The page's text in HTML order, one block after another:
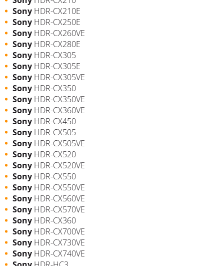
Sony HDR-CX210E
Sony HDR-CX250E
Sony HDR-CX260VE
Sony HDR-CX280E
Sony HDR-CX305
Sony HDR-CX305E
Sony HDR-CX305VE
Sony HDR-CX350
Sony HDR-CX350VE
Sony HDR-CX360VE
Sony HDR-CX450
Sony HDR-CX505
Sony HDR-CX505VE
Sony HDR-CX520
Sony HDR-CX520VE
Sony HDR-CX550
Sony HDR-CX550VE
Sony HDR-CX560VE
Sony HDR-CX570VE
Sony HDR-CX360
Sony HDR-CX700VE
Sony HDR-CX730VE
Sony HDR-CX740VE